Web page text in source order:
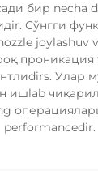
бир necha
Сўнгги
joylashuv
Улар
ишlab
performancedir.